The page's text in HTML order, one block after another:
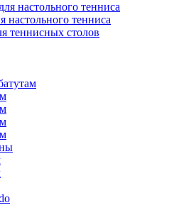
настольного тенниса
настольного тенниса
теннисных столов